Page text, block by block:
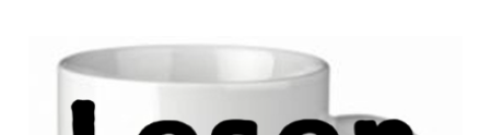
Tasse - Lesen